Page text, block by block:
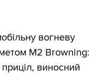
вогневу
М2 Browning:
виносний